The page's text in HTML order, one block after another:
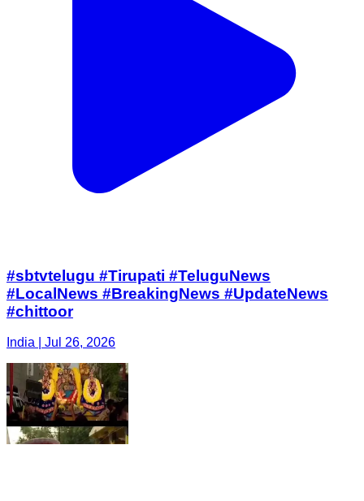
#sbtvtelugu #Tirupati #TeluguNews
#LocalNews #BreakingNews #UpdateNews
#chittoor
India | Jul 26, 2026